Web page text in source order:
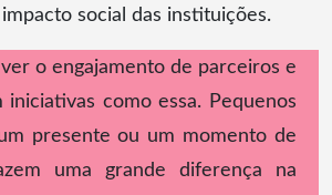
social das instituições.
o engajamento de parceiros e
iniciativas como essa. Pequenos
presente ou um momento de
uma grande diferença na